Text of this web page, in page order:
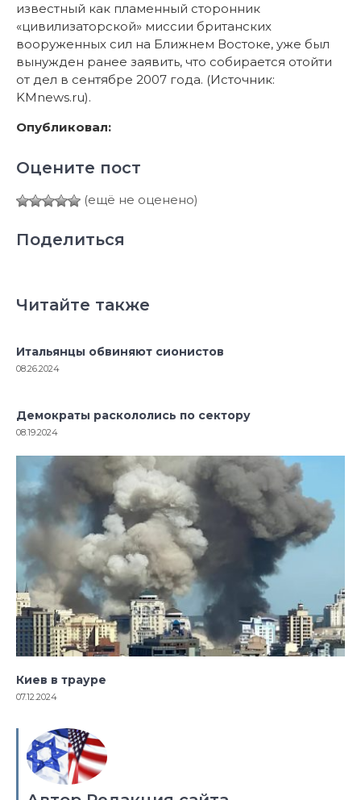
известный как пламенный сторонник
«цивилизаторской» миссии британских
вооруженных сил на Ближнем Востоке, уже был
вынужден ранее заявить, что собирается отойти
от дел в сентябре 2007 года. (Источник:
KMnews.ru).
Опубликовал:
Оцените пост
(ещё не оценено)
Поделиться
Читайте также
Итальянцы обвиняют сионистов
08.26.2024
Демократы раскололись по сектору
08.19.2024
Киев в трауре
07.12.2024